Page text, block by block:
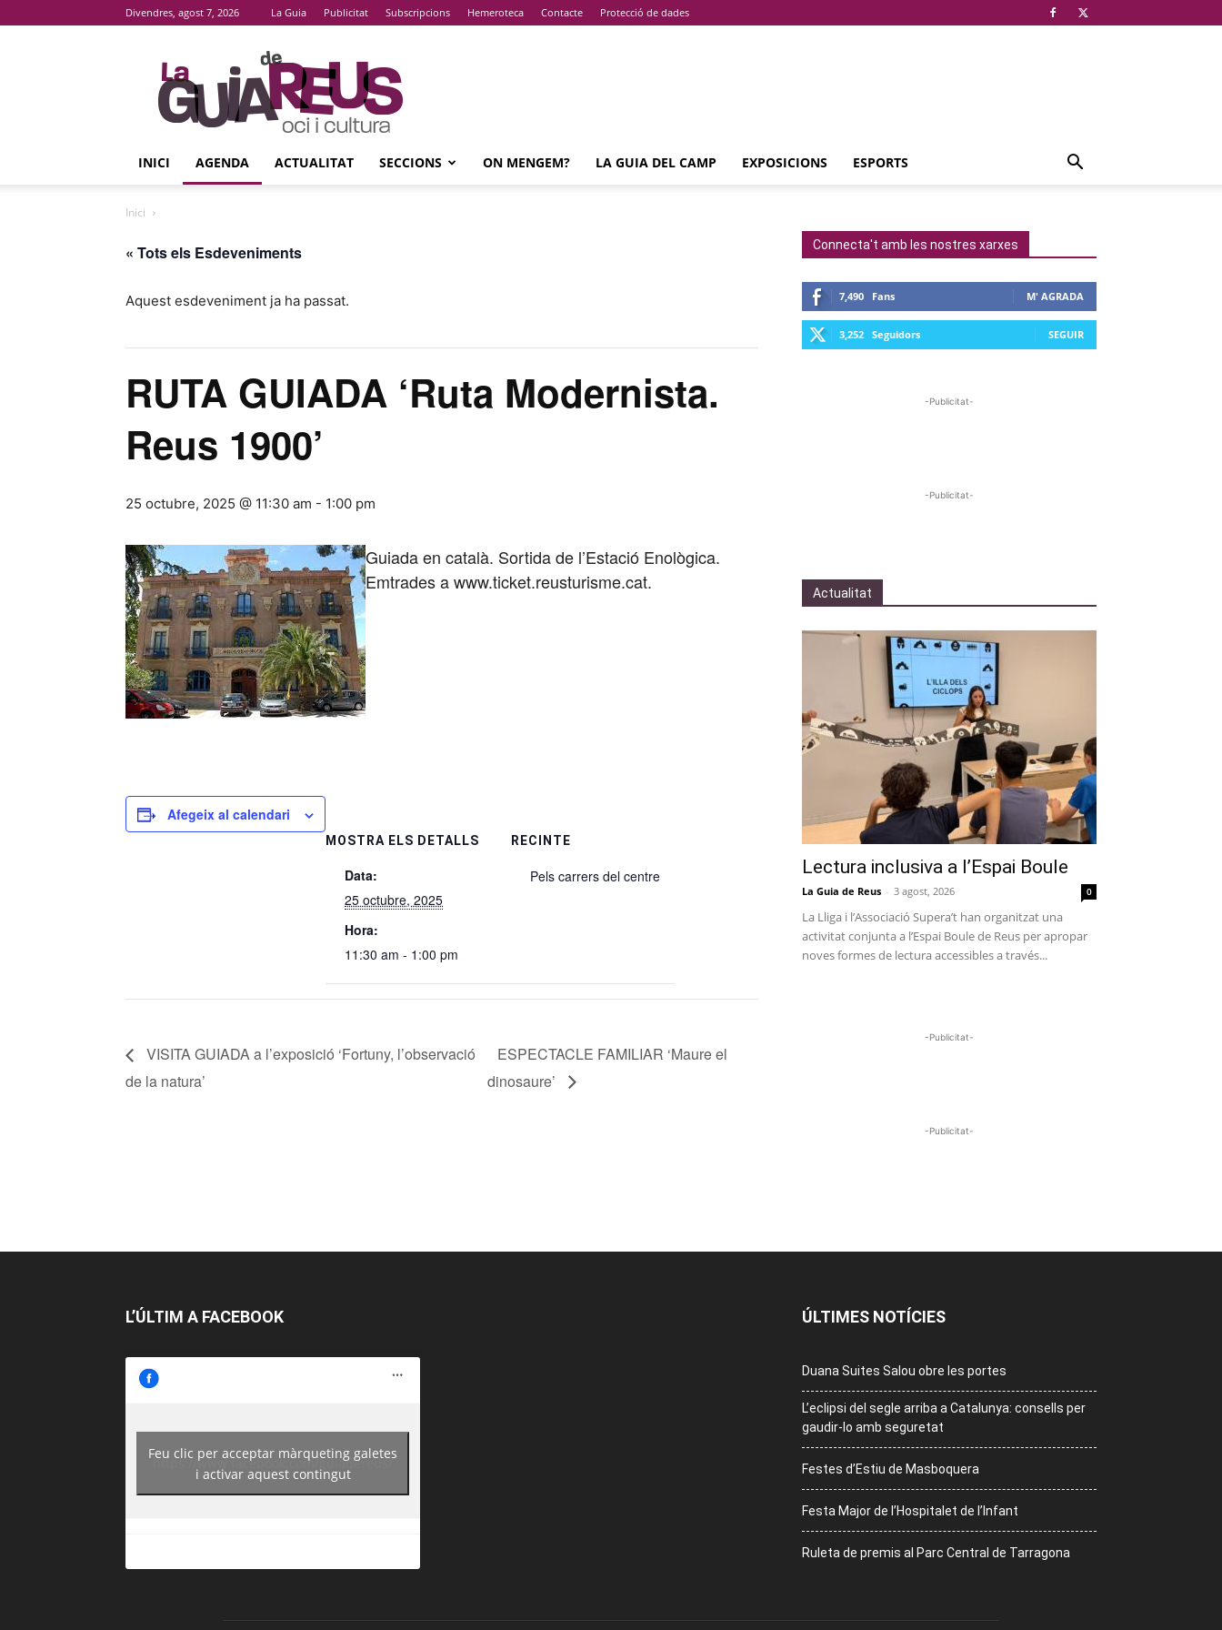
Divendres, agost 7, 2026 La Guia Publicitat Subscripcions Hemeroteca Contacte Protecció de dades
La
Guia
De
Reus
INICI AGENDA ACTUALITAT SECCIONS ON MENGEM? LA GUIA DEL CAMP EXPOSICIONS ESPORTS
Inici
« Tots els Esdeveniments
Aquest esdeveniment ja ha passat.
RUTA GUIADA ‘Ruta Modernista.
Reus 1900’
25 octubre, 2025 @ 11:30 am - 1:00 pm
Guiada en català. Sortida de l’Estació Enològica.
Emtrades a www.ticket.reusturisme.cat.
Afegeix al calendari
MOSTRA ELS DETALLS
Data:
25 octubre, 2025
Hora:
11:30 am - 1:00 pm
RECINTE
Pels carrers del centre
VISITA GUIADA a l’exposició ‘Fortuny, l’observació
de la natura’
ESPECTACLE FAMILIAR ‘Maure el
dinosaure’
Connecta't amb les nostres xarxes
7,490 Fans M' AGRADA
3,252 Seguidors SEGUIR
-Publicitat-
-Publicitat-
Actualitat
Lectura inclusiva a l’Espai Boule
La Guia de Reus - 3 agost, 2026 0
La Lliga i l’Associació Supera’t han organitzat una
activitat conjunta a l’Espai Boule de Reus per apropar
noves formes de lectura accessibles a través...
-Publicitat-
-Publicitat-
L’ÚLTIM A FACEBOOK
https://www.facebook.com/guiadereus/
Feu clic per acceptar màrqueting galetes
i activar aquest contingut
ÚLTIMES NOTÍCIES
Duana Suites Salou obre les portes
L’eclipsi del segle arriba a Catalunya: consells per
gaudir-lo amb seguretat
Festes d’Estiu de Masboquera
Festa Major de l’Hospitalet de l’Infant
Ruleta de premis al Parc Central de Tarragona